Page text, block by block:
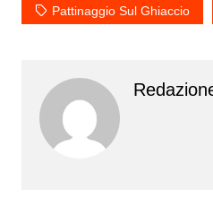
Pattinaggio Sul Ghiaccio